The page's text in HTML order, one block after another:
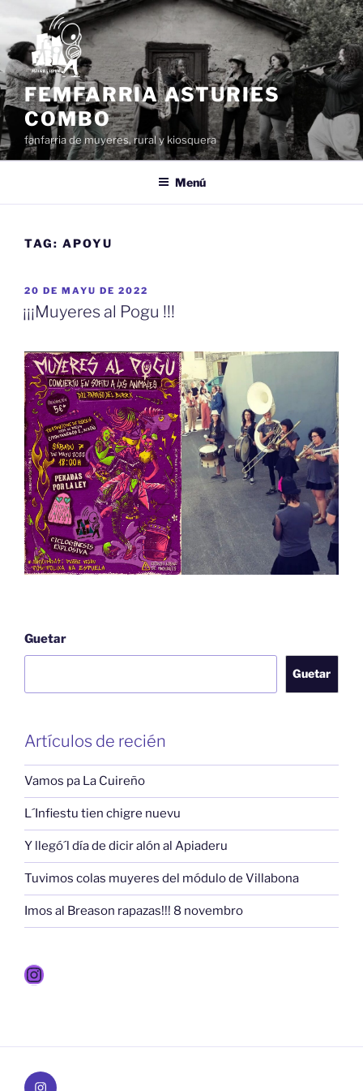
conteníu
FEMFARRIA ASTURIES
COMBO
fanfarria de muyeres, rural y kiosquera
Menú
TAG: APOYU
ESPUBLIZÁU
EN
20 DE MAYU DE 2022
¡¡¡Muyeres al Pogu !!!
Guetar
Guetar
Artículos de recién
Vamos pa La Cuireño
L´Infiestu tien chigre nuevu
Y llegó´l día de dicir alón al Apiaderu
Tuvimos colas muyeres del módulo de Villabona
Imos al Breason rapazas!!! 8 novembro
Instagram
Instagram